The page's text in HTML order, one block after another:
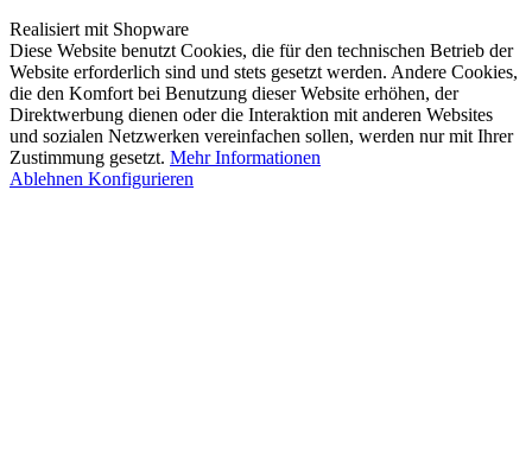
Realisiert mit Shopware
Diese Website benutzt Cookies, die für den technischen Betrieb der
Website erforderlich sind und stets gesetzt werden. Andere Cookies,
die den Komfort bei Benutzung dieser Website erhöhen, der
Direktwerbung dienen oder die Interaktion mit anderen Websites
und sozialen Netzwerken vereinfachen sollen, werden nur mit Ihrer
Zustimmung gesetzt. Mehr Informationen
Ablehnen Konfigurieren